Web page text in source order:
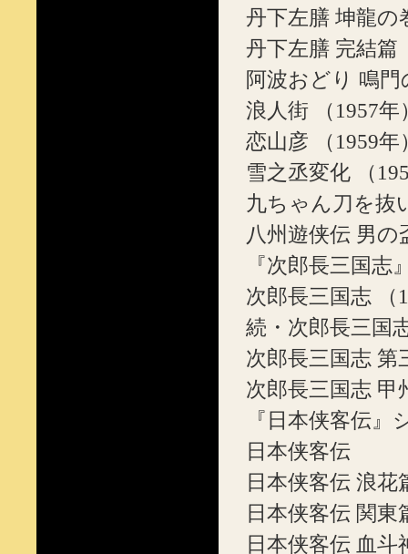
丹下左膳 坤龍の
丹下左膳 完結篇
阿波おどり 鳴門
浪人街 （1957年
恋山彦 （1959年
雪之丞変化 （
九ちゃん刀を抜
八州遊侠伝 男の
『次郎長三国志
次郎長三国志 （
続・次郎長三国
次郎長三国志 第
次郎長三国志 甲
『日本侠客伝』
日本侠客伝
日本侠客伝 浪花
日本侠客伝 関東
日本侠客伝 血斗